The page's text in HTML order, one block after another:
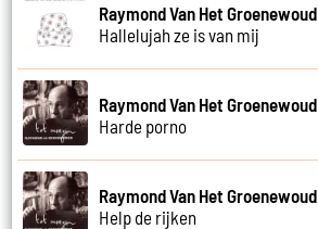
Raymond Van Het Groenewoud
Hallelujah ze is van mij
Raymond Van Het Groenewoud
Harde porno
Raymond Van Het Groenewoud
Help de rijken